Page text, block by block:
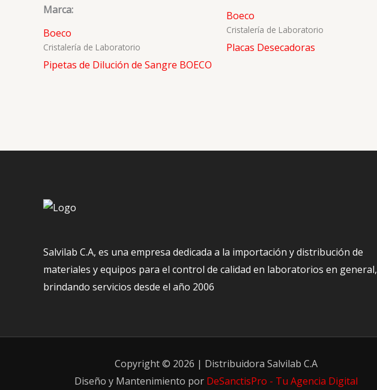
Marca:
Boeco
Cristalería de Laboratorio
Pipetas de Dilución de Sangre BOECO
Boeco
Cristalería de Laboratorio
Placas Desecadoras
Salvilab C.A, es una empresa dedicada a la importación y distribución de
materiales y equipos para el control de calidad en laboratorios en general,
brindando servicios desde el año 2006
Copyright © 2026 | Distribuidora Salvilab C.A
Diseño y Mantenimiento por DeSanctisPro - Tu Agencia Digital